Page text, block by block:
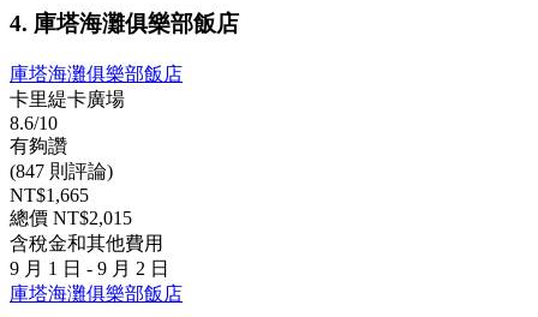
4. 庫塔海灘俱樂部飯店
庫塔海灘俱樂部飯店
卡里緹卡廣場
8.6/10
有夠讚
(847 則評論)
NT$1,665
總價 NT$2,015
含稅金和其他費用
9 月 1 日 - 9 月 2 日
庫塔海灘俱樂部飯店